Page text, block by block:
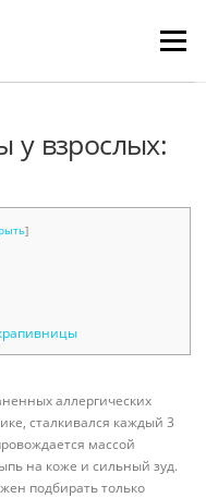
Menu
у взрослых:
]
аллергических
сталкивался каждый 3
массой
на коже и сильный зуд.
подбирать только
предложений по